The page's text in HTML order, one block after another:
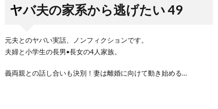
ヤバ夫の家系から逃げたい 49
元夫とのヤバい実話、ノンフィクションです。
夫婦と小学生の長男•長女の4人家族。
義両親との話し合いも決別！妻は離婚に向けて動き始める…